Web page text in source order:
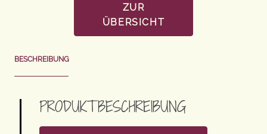
ZUR
ÜBERSICHT
BESCHREIBUNG
PRODUKTBESCHREIBUNG